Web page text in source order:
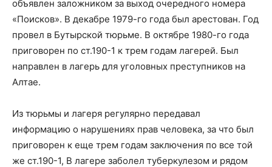
объявлен заложником за выход очередного номера
«Поисков». В декабре 1979-го года был арестован. Год
провел в Бутырской тюрьме. В октябре 1980-го года
приговорен по ст.190-1 к трем годам лагерей. Был
направлен в лагерь для уголовных преступников на
Алтае.
Из тюрьмы и лагеря регулярно передавал
информацию о нарушениях прав человека, за что был
приговорен к еще трем годам заключения по все той
же ст.190-1, В лагере заболел туберкулезом и рядом